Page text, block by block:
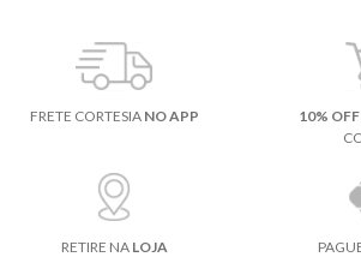
FRETE CORTESIA NO APP 10% OFF
RETIRE NA LOJA